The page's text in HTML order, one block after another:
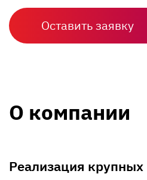
Оставить заявку
О компании
Реализация крупных